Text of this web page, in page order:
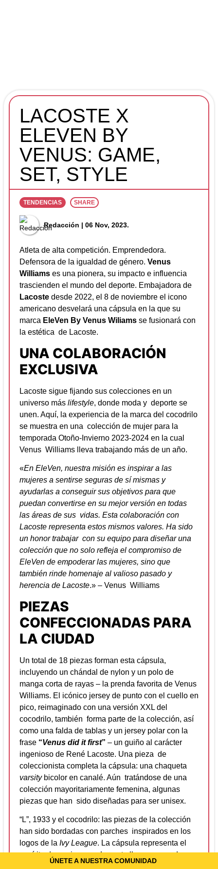
ÚNETE A NUESTRA COMUNIDAD
LACOSTE X
ELEVEN BY
VENUS: GAME,
SET, STYLE
TENDENCIAS SHARE
Redacción | 06 Nov, 2023.
Atleta de alta competición. Emprendedora.
Defensora de la igualdad de género. Venus
Williams es una pionera, su impacto e influencia
trascienden el mundo del deporte. Embajadora de
Lacoste desde 2022, el 8 de noviembre el icono
americano desvelará una cápsula en la que su
marca EleVen By Venus Wiliams se fusionará con
la estética de Lacoste.
UNA COLABORACIÓN
EXCLUSIVA
Lacoste sigue fijando sus colecciones en un
universo más lifestyle, donde moda y deporte se
unen. Aquí, la experiencia de la marca del cocodrilo
se muestra en una colección de mujer para la
temporada Otoño-Invierno 2023-2024 en la cual
Venus Williams lleva trabajando más de un año.
«En EleVen, nuestra misión es inspirar a las
mujeres a sentirse seguras de sí mismas y
ayudarlas a conseguir sus objetivos para que
puedan convertirse en su mejor versión en todas
las áreas de sus vidas. Esta colaboración con
Lacoste representa estos mismos valores. Ha sido
un honor trabajar con su equipo para diseñar una
colección que no solo refleja el compromiso de
EleVen de empoderar las mujeres, sino que
también rinde homenaje al valioso pasado y
herencia de Lacoste.» – Venus Williams
PIEZAS
CONFECCIONADAS PARA
LA CIUDAD
Un total de 18 piezas forman esta cápsula,
incluyendo un chándal de nylon y un polo de
manga corta de rayas – la prenda favorita de Venus
Williams. El icónico jersey de punto con el cuello en
pico, reimaginado con una versión XXL del
cocodrilo, también forma parte de la colección, así
como una falda de tablas y un jersey polar con la
frase “Venus did it first” – un guiño al carácter
ingenioso de René Lacoste. Una pieza de
coleccionista completa la cápsula: una chaqueta
varsity bicolor en canalé. Aún tratándose de una
colección mayoritariamente femenina, algunas
piezas que han sido diseñadas para ser unisex.
“L”, 1933 y el cocodrilo: las piezas de la colección
han sido bordadas con parches inspirados en los
logos de la Ivy League. La cápsula representa el
espíritu de equipo que Lacoste lleva apoyando